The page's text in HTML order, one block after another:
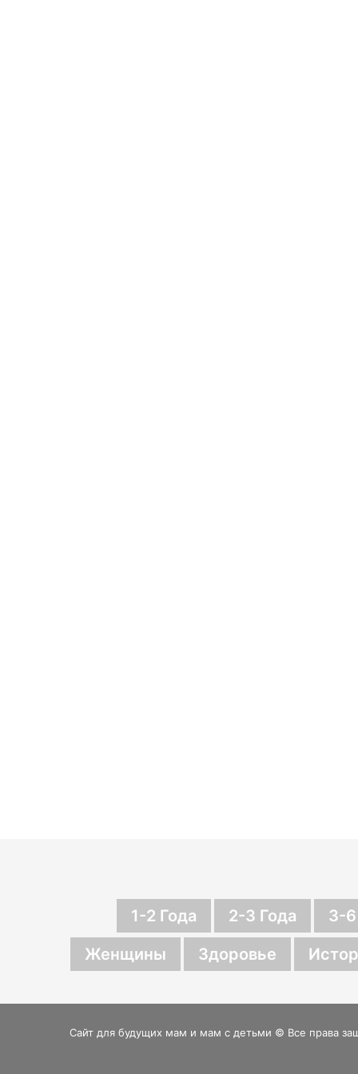
1-2 Года 2-3 Года
3-
Женщины
Здоровье
Сайт для будущих мам и мам с детьми © Все права